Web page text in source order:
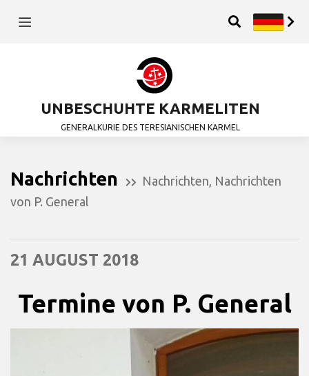
UNBESCHUHTE KARMELITEN
GENERALKURIE DES TERESIANISCHEN KARMEL
Nachrichten Nachrichten Nachrichten
von P. General
21 AUGUST 2018
Termine von P. General